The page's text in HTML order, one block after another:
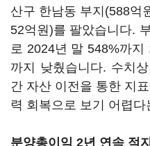
산구 한남동 부지(588억
52억원)를 팔았습니다.
로 2024년 말 548%까
까지 낮췄습니다. 수치
간 자산 이전을 통한 지
력 회복으로 보기 어렵
분양총이익 2년 연속 적